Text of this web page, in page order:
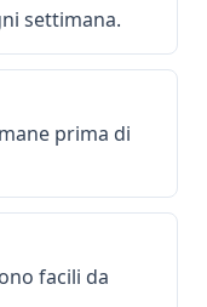
settimana.
prima di
facili da